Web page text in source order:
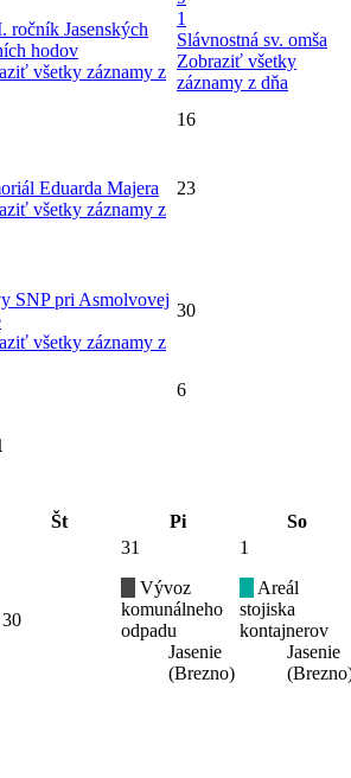
ročník Jasenských
hodov
všetky záznamy z
1
Slávnostná sv. omša
Zobraziť všetky
záznamy z dňa
16
Eduarda Majera
všetky záznamy z
23
SNP pri Asmolvovej
všetky záznamy z
30
6
Št Pi So
30
31
Vývoz
komunálneho
odpadu
Jasenie
(Brezno)
1
Areál
stojiska
kontajnerov
Jasenie